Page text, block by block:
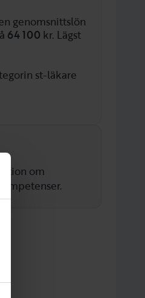
genomsnittslön
64 100 kr. Lägst
st-läkare
om